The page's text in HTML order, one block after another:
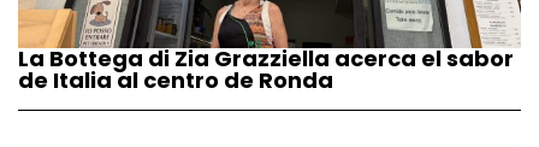
La Bottega di Zia Grazziella acerca el sabor
de Italia al centro de Ronda